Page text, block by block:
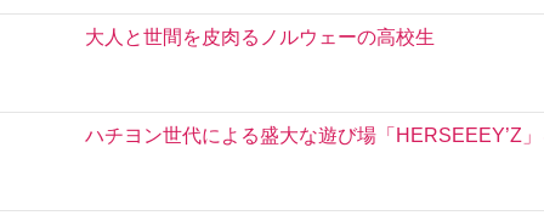
大人と世間を皮肉るノルウェーの高校生
ハチヨン世代による盛大な遊び場「HERSEEEY’Z